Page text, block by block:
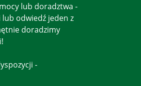
lub doradztwa -
odwiedź jeden z
doradzimy
-